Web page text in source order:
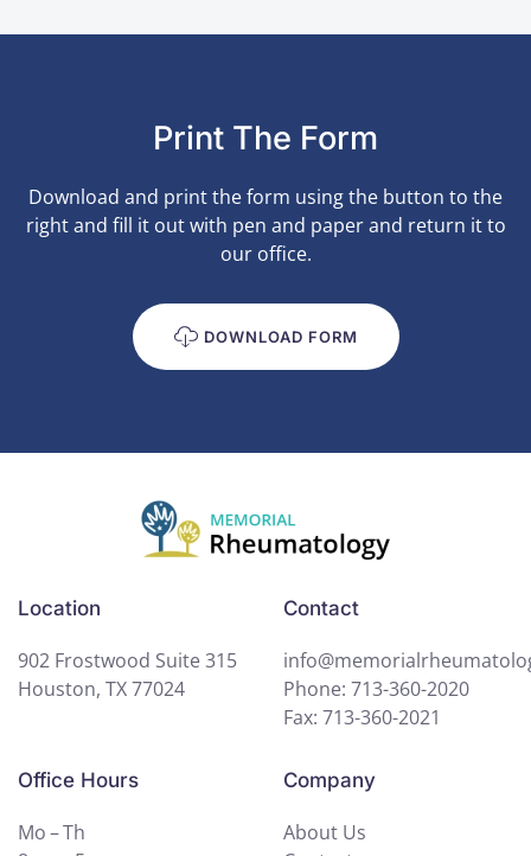
Print The Form
Download and print the form using the button to the
right and fill it out with pen and paper and return it to
our office.
DOWNLOAD FORM
Location
902 Frostwood Suite 315
Houston, TX 77024
Contact
Phone: 713-360-2020
Fax: 713-360-2021
Office Hours
Mo – Th
Company
About Us